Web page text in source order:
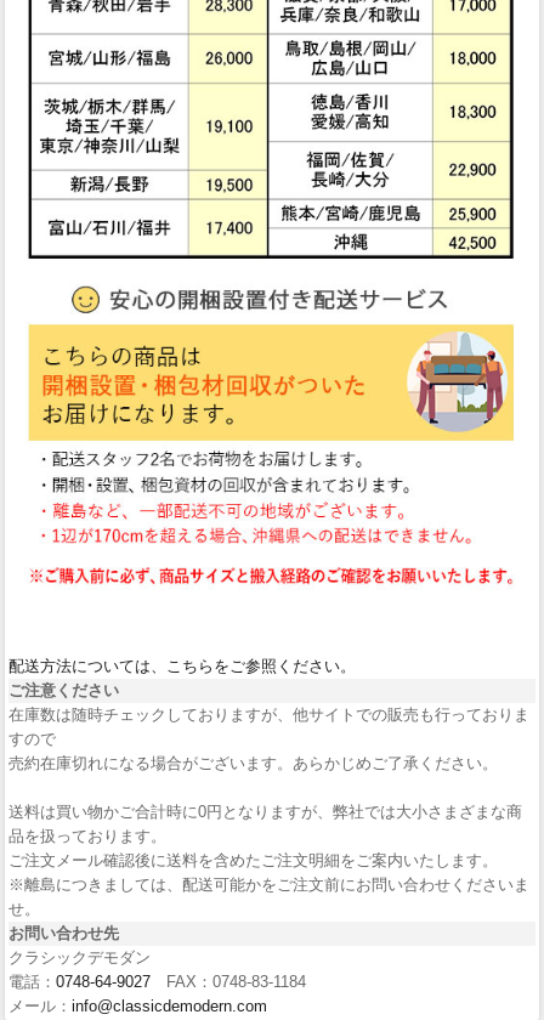
配送方法については、こちらをご参照ください。
ご注意ください
在庫数は随時チェックしておりますが、他サイトでの販売も行っておりま
すので
売約在庫切れになる場合がございます。あらかじめご了承ください。
送料は買い物かご合計時に0円となりますが、弊社では大小さまざまな商
品を扱っております。
ご注文メール確認後に送料を含めたご注文明細をご案内いたします。
※離島につきましては、配送可能かをご注文前にお問い合わせくださいま
せ。
お問い合わせ先
クラシックデモダン
電話： 0748-64-9027 FAX：0748-83-1184
メール： info@classicdemodern.com